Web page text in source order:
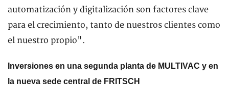
automatización y digitalización son factores clave
para el crecimiento, tanto de nuestros clientes como
el nuestro propio".
Inversiones en una segunda planta de MULTIVAC y en
la nueva sede central de FRITSCH